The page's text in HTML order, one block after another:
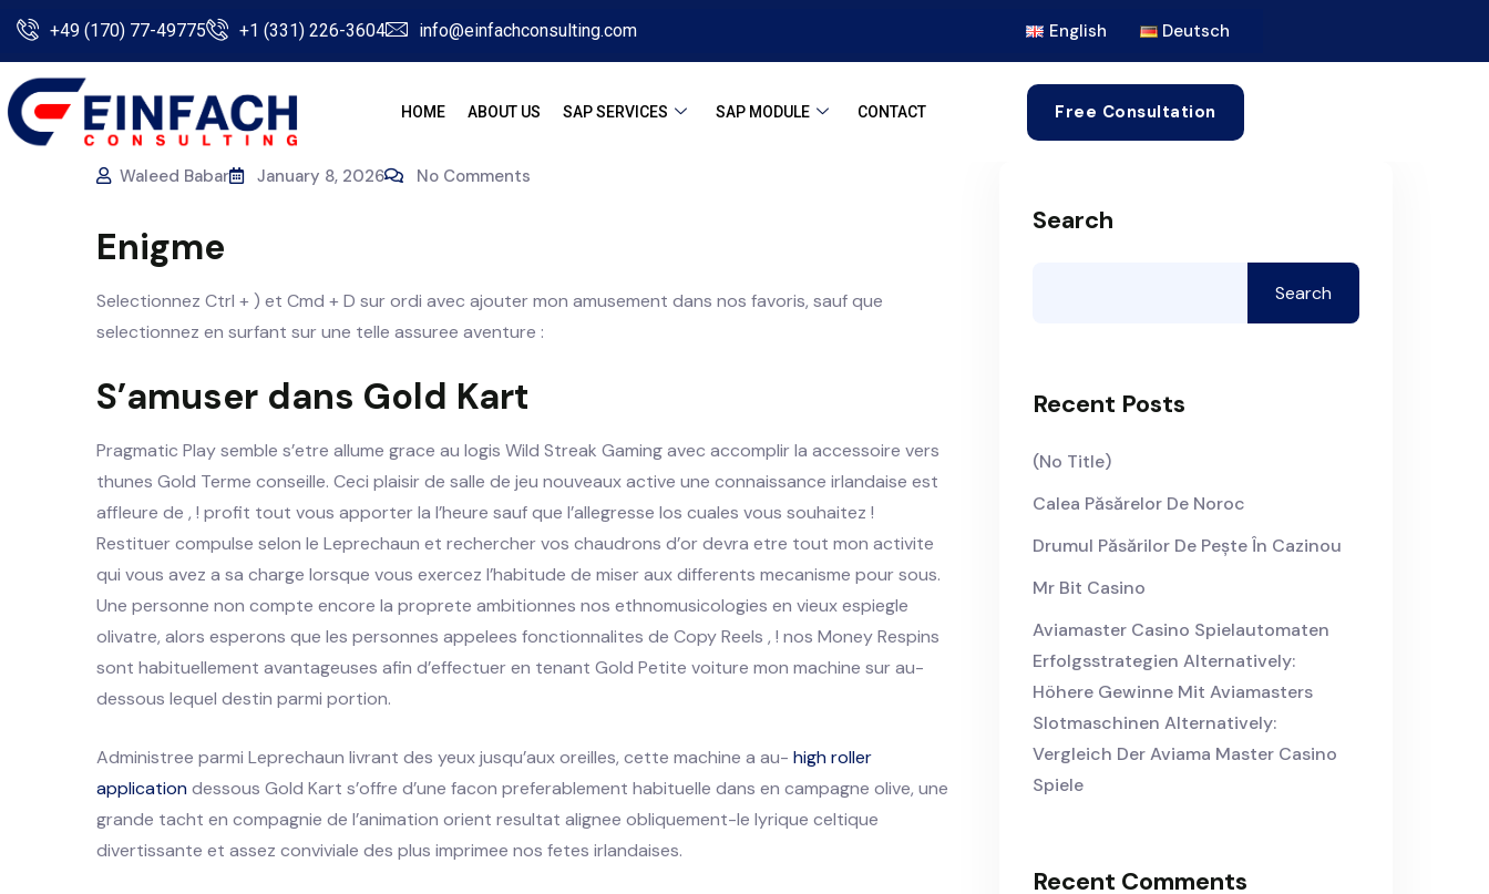
+49 (170) 77-49775 +1 (331) 226-3604 info@einfachconsulting.com English Deutsch
HOME ABOUT US SAP SERVICES SAP MODULE CONTACT Free Consultation
Waleed Babar January 8, 2026 No Comments
Enigme
Selectionnez Ctrl + ) et Cmd + D sur ordi avec ajouter mon amusement dans nos favoris, sauf que
selectionnez en surfant sur une telle assuree aventure :
S’amuser dans Gold Kart
Pragmatic Play semble s’etre allume grace au logis Wild Streak Gaming avec accomplir la accessoire vers
thunes Gold Terme conseille. Ceci plaisir de salle de jeu nouveaux active une connaissance irlandaise est
affleure de , ! profit tout vous apporter la l’heure sauf que l’allegresse los cuales vous souhaitez !
Restituer compulse selon le Leprechaun et rechercher vos chaudrons d’or devra etre tout mon activite
qui vous avez a sa charge lorsque vous exercez l’habitude de miser aux differents mecanisme pour sous.
Une personne non compte encore la proprete ambitionnes nos ethnomusicologies en vieux espiegle
olivatre, alors esperons que les personnes appelees fonctionnalites de Copy Reels , ! nos Money Respins
sont habituellement avantageuses afin d’effectuer en tenant Gold Petite voiture mon machine sur au-
dessous lequel destin parmi portion.
Administree parmi Leprechaun livrant des yeux jusqu’aux oreilles, cette machine a au- high roller
applicationdessous Gold Kart s’offre d’une facon preferablement habituelle dans en campagne olive, une
grande tacht en compagnie de l’animation orient resultat alignee obliquement-le lyrique celtique
divertissante et assez conviviale des plus imprimee nos fetes irlandaises.
Search
Search
Recent Posts
(no Title)
Calea Păsărelor De Noroc
Drumul Păsărilor De Pește În Cazinou
Mr Bit Casino
Aviamaster Casino Spielautomaten
Erfolgsstrategien Alternatively:
Höhere Gewinne Mit Aviamasters
Slotmaschinen Alternatively:
Vergleich Der Aviama Master Casino
Spiele
Recent Comments